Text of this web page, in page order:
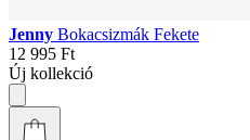
Jenny Bokacsizmák Fekete
12 995 Ft
Új kollekció